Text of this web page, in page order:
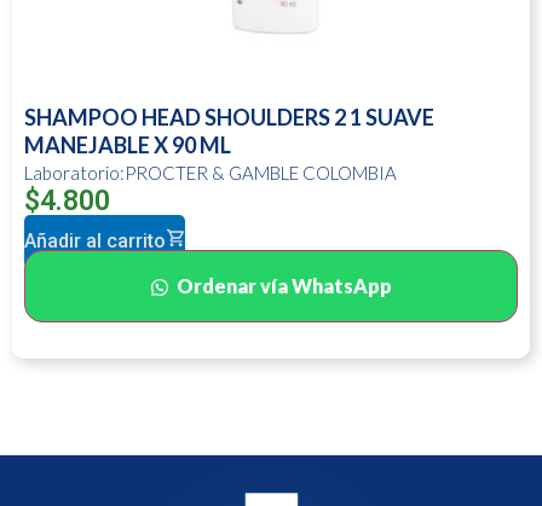
SHAMPOO HEAD SHOULDERS 2 1 SUAVE
MANEJABLE X 90 ML
Laboratorio:PROCTER & GAMBLE COLOMBIA
$4.800
Añadir al carrito
Ordenar vía WhatsApp